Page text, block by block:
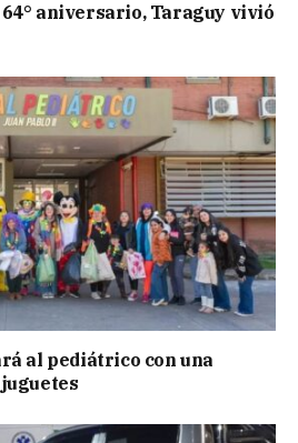
64° aniversario, Taraguy vivió
al pediátrico con una